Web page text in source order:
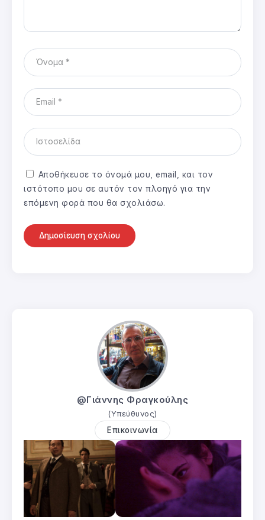
Αποθήκευσε το όνομά μου, email, και τον
ιστότοπο μου σε αυτόν τον πλοηγό για την
επόμενη φορά που θα σχολιάσω.
@Γιάννης Φραγκούλης
(Υπεύθυνος)
Επικοινωνία